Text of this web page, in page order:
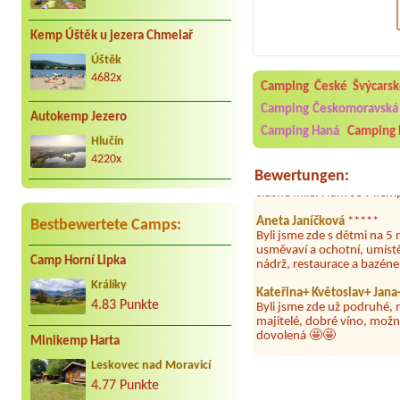
Kemp Úštěk u jezera Chmelař
Úštěk
4682x
Autokemp Jezero
Hlučín
4220x
Bestbewertete Camps:
Camp Horní Lipka
Králíky
4.83 Punkte
Minikemp Harta
Leskovec nad Moravicí
4.77 Punkte
Camping České
Camping
Camping Haná
Camping
Bewertungen:
utěrky, což při množství
velice zklamalo byl
jak na pouti- z každého
Jana*****
Chtěli jsme být týden,byli
slušně mile. Nám se v
Byli jsme zde s dětmi na 5
usměvaví a ochotní,
nádrž, restaurace a
Byli jsme zde už podruhé,
majitelé, dobré víno,
dovolená 🤩🤩